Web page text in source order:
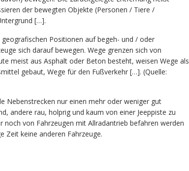
der bewegten Objekte (Personen / Tiere /
[…].
Positionen auf begeh- und / oder
sich darauf bewegen. Wege grenzen sich von
meist aus Asphalt oder Beton besteht, weisen Wege als
gebaut, Wege für den Fußverkehr […]. (Quelle:
Nebenstrecken nur einen mehr oder weniger gut
andere rau, holprig und kaum von einer Jeeppiste zu
von Fahrzeugen mit Allradantrieb befahren werden
Zeit keine anderen Fahrzeuge.